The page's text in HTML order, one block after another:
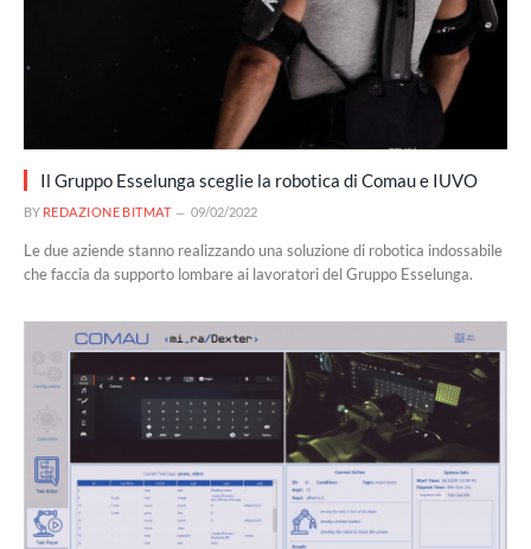
Il Gruppo Esselunga sceglie la robotica di Comau e IUVO
BY REDAZIONE BITMAT 09/02/2022
Le due aziende stanno realizzando una soluzione di robotica indossabile
che faccia da supporto lombare ai lavoratori del Gruppo Esselunga.